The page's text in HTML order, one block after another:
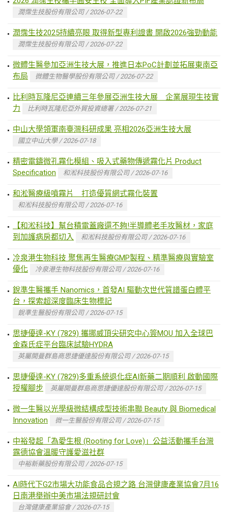
潤霈生技股份有限公司 / 2026-07-22
潤霈生技2025持續亮眼 取得新型專利證書 開啟2026強勁動能
潤霈生技股份有限公司 / 2026-07-22
微體生醫參加亞洲生技大展，推進日本PoC計劃並拓展東南亞
布局
微體生物醫學股份有限公司 / 2026-07-22
比利時瓦隆尼亞連續三年參展亞洲生技大展 企業展現生技實
力
比利時瓦隆尼亞外貿投資總署 / 2026-07-21
中山大學領軍南臺灣科研成果 亮相2026亞洲生技大展
國立中山大學 / 2026-07-18
精密電鑄微孔霧化模組、吸入式藥物傳遞霧化片 Product
Specification
和淞科技股份有限公司 / 2026-07-16
和淞醫療級噴霧片 打造優質網式霧化裝置
和淞科技股份有限公司 / 2026-07-16
【和淞科技】幫台積電蓋廠還不夠!半導體老手攻醫材，家庭
到加護病房都切入
和淞科技股份有限公司 / 2026-07-16
冷泉港生物科技 聚焦再生醫療GMP製程、精準醫療與實驗室
優化
冷泉港生物科技股份有限公司 / 2026-07-16
銳準生醫攜手 Nanomics，首發AI 驅動次世代質譜蛋白體平
台，探索超深度臨床生物標記
銳準生醫股份有限公司 / 2026-07-15
思捷優達-KY (7829) 攜挪威頂尖研究中心簽MOU 加入全球巴
金森氏症平台臨床試驗HYDRA
英屬開曼群島商思捷優達股份有限公司 / 2026-07-15
思捷優達-KY (7829)多重系統退化症AI新藥二期順利 啟動國際
授權腳步
英屬開曼群島商思捷優達股份有限公司 / 2026-07-15
微一生醫以光學級微結構成型技術串聯 Beauty 與 Biomedical
Innovation
微一生醫股份有限公司 / 2026-07-15
中裕發起「為愛生根 (Rooting for Love)」公益活動攜手台灣
露德協會溫暖守護愛滋社群
中裕新藥股份有限公司 / 2026-07-15
AI時代下G2市場大功能食品合規之路 台灣健康產業協會7月16
日南港舉辦中美市場法規研討會
台灣健康產業協會 / 2026-07-15